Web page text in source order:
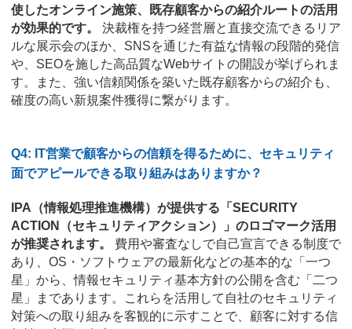
使したオンライン施策、既存顧客からの紹介ルートの活用
が効果的です。
決裁権を持つ経営層と直接交流できるリア
ルな展示会のほか、SNSを通じた有益な情報の段階的発信
や、SEOを施した高品質なWebサイトの開設が挙げられま
す。また、強い信頼関係を築いた既存顧客からの紹介も、
確度の高い新規案件獲得に繋がります。
Q4: IT営業で顧客からの信頼を得るために、セキュリティ
面でアピールできる取り組みはありますか？
IPA（情報処理推進機構）が提供する「SECURITY
ACTION（セキュリティアクション）」のロゴマーク活用
が推奨されます。
費用や審査なしで自己宣言できる制度で
あり、OS・ソフトウェアの最新化などの基本的な「一つ
星」から、情報セキュリティ基本方針の公開を含む「二つ
星」まであります。これらを活用して自社のセキュリティ
対策への取り組みを客観的に示すことで、顧客に対する信